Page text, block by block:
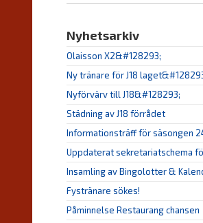
Nyhetsarkiv
Olaisson X2&#128293;
Ny tränare för J18
Nyförvärv till J18&#128293;
Städning av J18 förrådet
Informationsträff för säsongen
Uppdaterat sekretariatschema
Insamling av Bingolotter &
Fystränare sökes!
Påminnelse Restaurang chansen